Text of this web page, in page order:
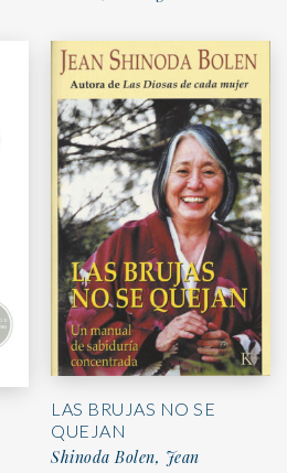
LAS BRUJAS NO SE
QUEJAN
Shinoda Bolen, Jean